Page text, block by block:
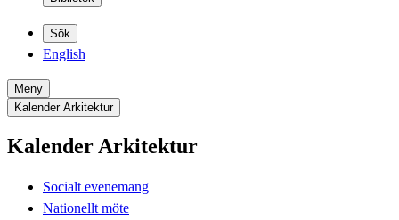
Sök
English
Meny
Kalender Arkitektur
Kalender Arkitektur
Socialt evenemang
Nationellt möte